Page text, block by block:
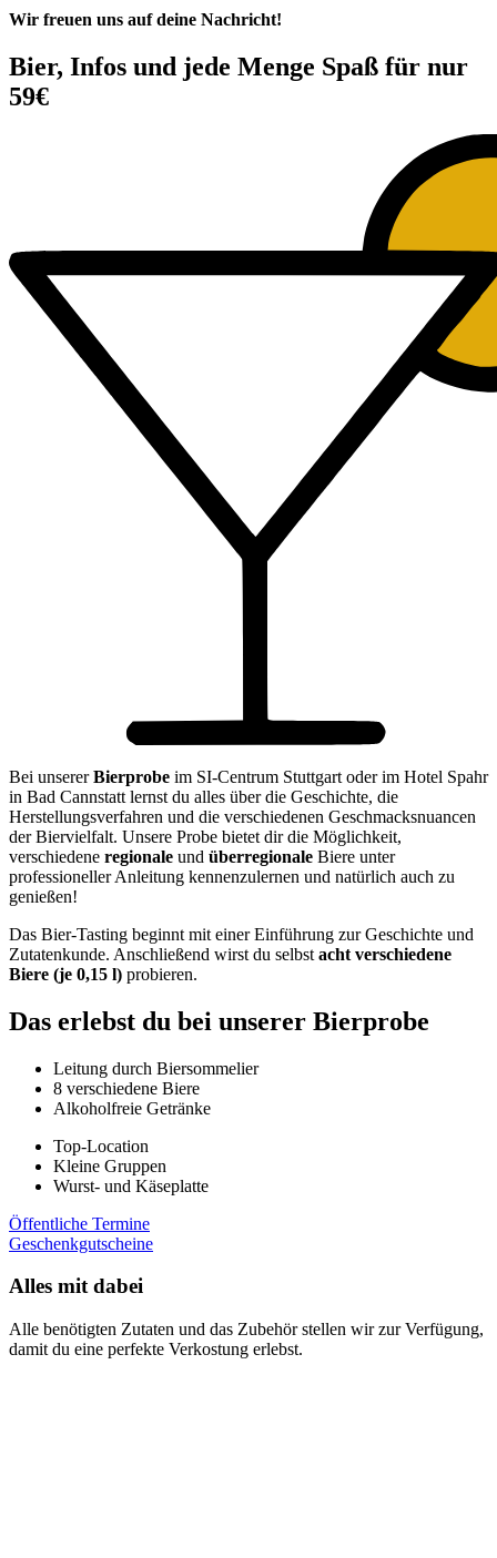
Wir freuen uns auf deine Nachricht!
Bier, Infos und jede Menge Spaß für nur
59€
Bei unsererBierprobe im SI-Centrum Stuttgart oder im Hotel Spahr
in Bad Cannstatt lernst du alles über die Geschichte, die
Herstellungsverfahren und die verschiedenen Geschmacksnuancen
der Biervielfalt. Unsere Probe bietet dir die Möglichkeit,
verschiedene regionale und überregionale Biere unter
professioneller Anleitung kennenzulernen und natürlich auch zu
genießen!
Das Bier-Tasting beginnt mit einer Einführung zur Geschichte und
Zutatenkunde. Anschließend wirst du selbst acht verschiedene
Biere (je 0,15 l) probieren.
Das erlebst du bei unserer Bierprobe
Leitung durch Biersommelier
8 verschiedene Biere
Alkoholfreie Getränke
Top-Location
Kleine Gruppen
Wurst- und Käseplatte
Öffentliche Termine
Geschenkgutscheine
Alles mit dabei
Alle benötigten Zutaten und das Zubehör stellen wir zur Verfügung,
damit du eine perfekte Verkostung erlebst.